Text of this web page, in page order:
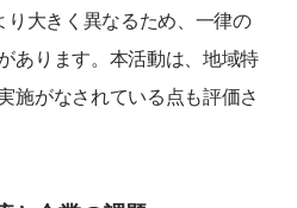
大きく異なるため、一律の
あります。本活動は、地域特
施がなされている点も評価さ